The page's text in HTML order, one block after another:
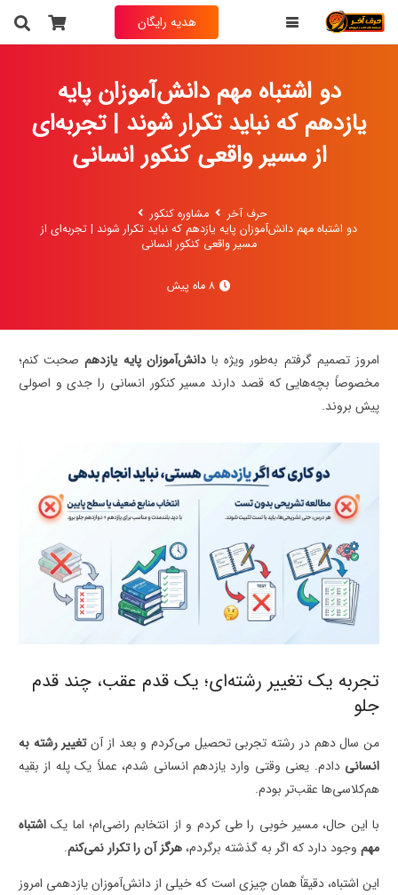
هدیه رایگان
دو اشتباه مهم دانش‌آموزان پایه
یازدهم که نباید تکرار شوند | تجربه‌ای
از مسیر واقعی کنکور انسانی
حرف آخر
مشاوره کنکور
دو اشتباه مهم دانش‌آموزان پایه یازدهم که نباید تکرار شوند | تجربه‌ای از
مسیر واقعی کنکور انسانی
8 ماه پیش
امروز تصمیم گرفتم به‌طور ویژه بادانش‌آموزان پایه یازدهمصحبت کنم؛
مخصوصاً بچه‌هایی که قصد دارند مسیر کنکور انسانی را جدی و اصولی
پیش بروند.
تجربه یک تغییر رشته‌ای؛ یک قدم عقب، چند قدم
جلو
من سال دهم در رشته تجربی تحصیل می‌کردم و بعد از آنتغییر رشته به
انسانی دادم. یعنی وقتی وارد یازدهم انسانی شدم، عملاً یک پله از بقیه
هم‌کلاسی‌ها عقب‌تر بودم.
با این حال، مسیر خوبی را طی کردم و از انتخابم راضی‌ام؛ اما یک اشتباه
مهم وجود دارد که اگر به گذشته برگردم،هرگز آن را تکرار نمی‌کنم.
این اشتباه، دقیقاً همان چیزی است که خیلی از دانش‌آموزان یازدهمی امروز